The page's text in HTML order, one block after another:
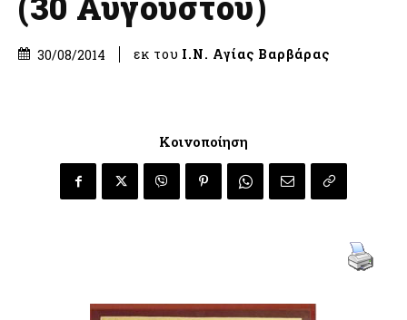
30/08/2014 εκ του Ι.Ν. Αγίας Βαρβάρας
Κοινοποίηση